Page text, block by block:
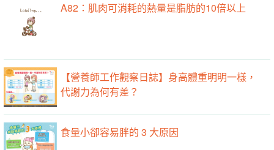
A82：肌肉可消耗的熱量是脂肪的10倍以上
【營養師工作觀察日誌】身高體重明明一樣，
代謝力為何有差？
食量小卻容易胖的 3 大原因